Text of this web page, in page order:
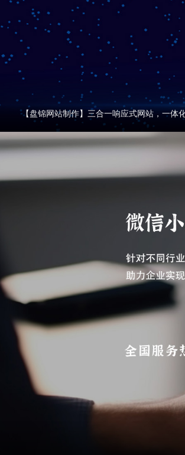
【盘锦网站制作】三合一响应式网站，一体